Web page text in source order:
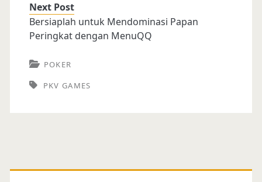
Next Post
Bersiaplah untuk Mendominasi Papan
Peringkat dengan MenuQQ
POKER
PKV GAMES
Primary